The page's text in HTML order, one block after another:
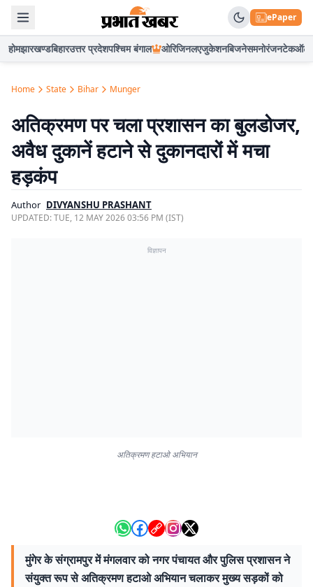
ePaper
होमझारखण्डबिहारउत्तर प्रदेशपश्चिम बंगाल ओरिजिनलएजुकेशनबिजनेसमनोरंजनटेकऑटो
Home State Bihar Munger
अतिक्रमण पर चला प्रशासन का बुलडोजर,
अवैध दुकानें हटाने से दुकानदारों में मचा
हड़कंप
Author DIVYANSHU PRASHANT
UPDATED:TUE, 12 MAY 2026 03:56 PM (IST)
विज्ञापन
अतिक्रमण हटाओ अभियान
मुंगेर के संग्रामपुर में मंगलवार को नगर पंचायत और पुलिस प्रशासन ने
संयुक्त रूप से अतिक्रमण हटाओ अभियान चलाकर मुख्य सड़कों को